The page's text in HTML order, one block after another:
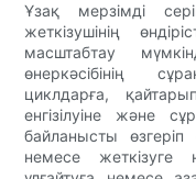
Ұзақ мерзімді
жеткізушінің
масштабтау
өнеркәсібінің
циклдарға,
енгізілуіне және
байланысты
немесе жеткізуге